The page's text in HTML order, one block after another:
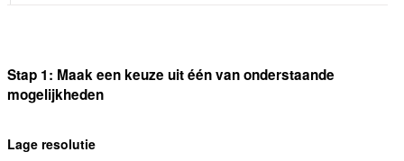
Stap 1: Maak een keuze uit één van onderstaande
mogelijkheden
Lage resolutie